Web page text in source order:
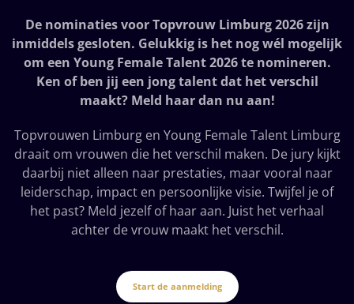
De nominaties voor Topvrouw Limburg 2026 zijn
inmiddels gesloten. Gelukkig is het nog wél mogelijk
om een Young Female Talent 2026 te nomineren.
Ken of ben jij een jong talent dat het verschil
maakt? Meld haar dan nu aan!
Topvrouwen Limburg en Young Female Talent Limburg
draait om vrouwen die het verschil maken. De jury kijkt
daarbij niet alleen naar prestaties, maar vooral naar
leiderschap, impact en persoonlijke visie. Twijfel je of
het past? Meld jezelf of haar aan. Juist het verhaal
achter de vrouw maakt het verschil.
Start de aanmelding